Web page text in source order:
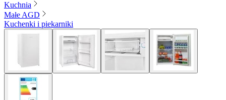
Kuchnia
Małe AGD
Kuchenki i piekarniki